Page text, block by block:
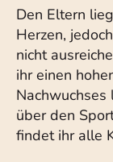
Den Eltern
Herzen,
nicht
ihr einen
über den
findet ihr alle